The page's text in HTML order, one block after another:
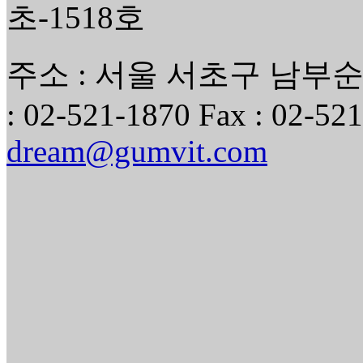
초-1518호
주소 : 서울 서초구 남부
: 02-521-1870 Fax : 02-
dream@gumvit.com